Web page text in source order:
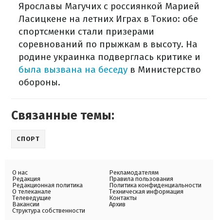
Ярославы Магучих с россиянкой Марией
Ласицкене на летних Играх в Токио: обе
спортсменки стали призерами
соревнований по прыжкам в высоту. На
родине украинка подверглась критике и
была вызвана на беседу в Министерство
обороны.
Связанные темы:
СПОРТ
О нас
Редакция
Редакционная политика
О телеканале
Телеведущие
Вакансии
Структура собственности
Рекламодателям
Правила пользования
Политика конфиденциальности
Техническая информация
Контакты
Архив